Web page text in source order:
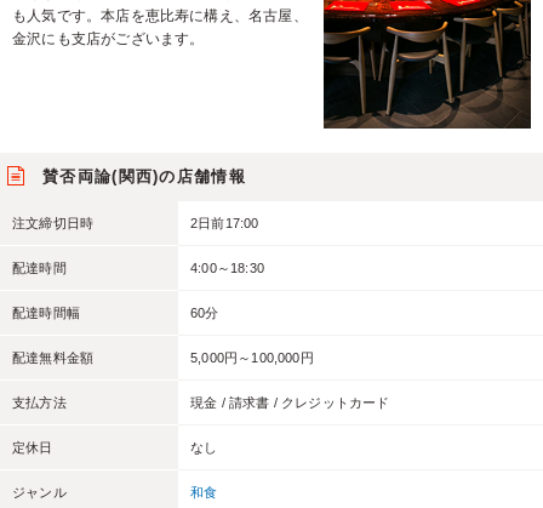
も人気です。本店を恵比寿に構え、名古屋、
金沢にも支店がございます。
賛否両論(関西)の店舗情報
注文締切日時 2日前17:00
配達時間 4:00～18:30
配達時間幅 60分
配達無料金額 5,000円～100,000円
支払方法 現金 / 請求書 / クレジットカード
定休日 なし
ジャンル 和食